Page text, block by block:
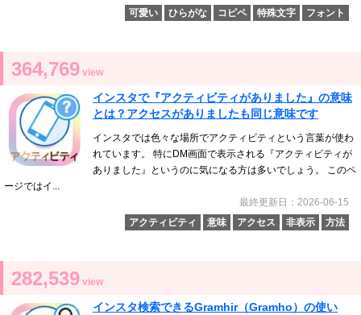
可愛い
ひらがな コピペ 特殊文字 フォント
364,769 view
インスタで『アクティビティがありました』の意味
とは？アクセスがありましたも同じ意味です
インスタでは色々な場所でアクティビティという言葉が使わ
れています。 特にDM画面で表示される『アクティビティが
ありました』というのに気になる方は多いでしょう。 このペ
ージではイ...
最終更新日：2026-06-15
アクティビティ
意味 アクセス 非表示 方法
282,539 view
インスタ検索できるGramhir（Gramho）の使い